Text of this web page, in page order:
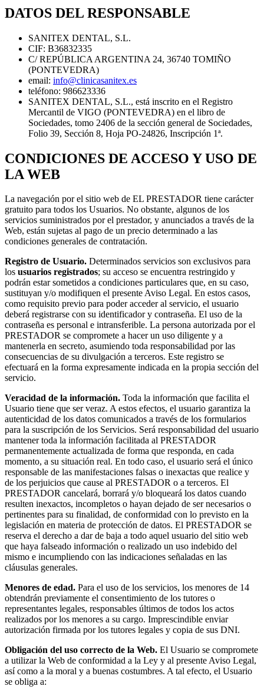
DATOS DEL RESPONSABLE
SANITEX DENTAL, S.L.
CIF: B36832335
C/ REPÚBLICA ARGENTINA 24, 36740 TOMIÑO
(PONTEVEDRA)
email: info@clinicasanitex.es
teléfono: 986623336
SANITEX DENTAL, S.L., está inscrito en el Registro
Mercantil de VIGO (PONTEVEDRA) en el libro de
Sociedades, tomo 2406 de la sección general de Sociedades,
Folio 39, Sección 8, Hoja PO-24826, Inscripción 1ª.
CONDICIONES DE ACCESO Y USO DE
LA WEB
La navegación por el sitio web de EL PRESTADOR tiene carácter
gratuito para todos los Usuarios. No obstante, algunos de los
servicios suministrados por el prestador, y anunciados a través de la
Web, están sujetas al pago de un precio determinado a las
condiciones generales de contratación.
Registro de Usuario. Determinados servicios son exclusivos para
los usuarios registrados; su acceso se encuentra restringido y
podrán estar sometidos a condiciones particulares que, en su caso,
sustituyan y/o modifiquen el presente Aviso Legal. En estos casos,
como requisito previo para poder acceder al servicio, el usuario
deberá registrarse con su identificador y contraseña. El uso de la
contraseña es personal e intransferible. La persona autorizada por el
PRESTADOR se compromete a hacer un uso diligente y a
mantenerla en secreto, asumiendo toda responsabilidad por las
consecuencias de su divulgación a terceros. Este registro se
efectuará en la forma expresamente indicada en la propia sección del
servicio.
Veracidad de la información. Toda la información que facilita el
Usuario tiene que ser veraz. A estos efectos, el usuario garantiza la
autenticidad de los datos comunicados a través de los formularios
para la suscripción de los Servicios. Será responsabilidad del usuario
mantener toda la información facilitada al PRESTADOR
permanentemente actualizada de forma que responda, en cada
momento, a su situación real. En todo caso, el usuario será el único
responsable de las manifestaciones falsas o inexactas que realice y
de los perjuicios que cause al PRESTADOR o a terceros. El
PRESTADOR cancelará, borrará y/o bloqueará los datos cuando
resulten inexactos, incompletos o hayan dejado de ser necesarios o
pertinentes para su finalidad, de conformidad con lo previsto en la
legislación en materia de protección de datos. El PRESTADOR se
reserva el derecho a dar de baja a todo aquel usuario del sitio web
que haya falseado información o realizado un uso indebido del
mismo e incumpliendo con las indicaciones señaladas en las
cláusulas generales.
Menores de edad. Para el uso de los servicios, los menores de 14
obtendrán previamente el consentimiento de los tutores o
representantes legales, responsables últimos de todos los actos
realizados por los menores a su cargo. Imprescindible enviar
autorización firmada por los tutores legales y copia de sus DNI.
Obligación del uso correcto de la Web. El Usuario se compromete
a utilizar la Web de conformidad a la Ley y al presente Aviso Legal,
así como a la moral y a buenas costumbres. A tal efecto, el Usuario
se obliga a: